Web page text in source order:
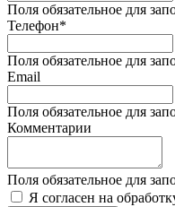
Поля обязательное для
Телефон*
Поля обязательное для
Email
Поля обязательное для
Комментарии
Поля обязательное для
Я согласен на